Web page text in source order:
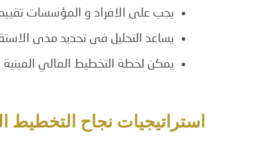
يجب على الافراد و المؤسسات تقييم
يساعد التحليل فى تحديد مدى
يمكن لخطة التخطيط المالي المبنية
استراتيجيات نجاح التخطيط